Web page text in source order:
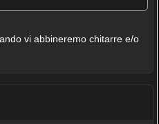
vi abbineremo chitarre e/o